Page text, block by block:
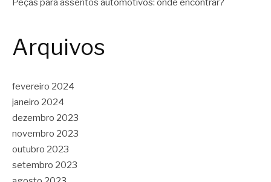
Peças para assentos automotivos: onde encontrar?
Arquivos
fevereiro 2024
janeiro 2024
dezembro 2023
novembro 2023
outubro 2023
setembro 2023